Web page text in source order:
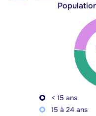
< 15 ans
15 à 24 ans